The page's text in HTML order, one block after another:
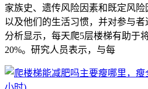
家族史、遗传风险因素和既定风险
以及他们的生活习惯，并对参与者
分析显示，每天爬5层楼梯有助于
20%。研究人员表示，与每